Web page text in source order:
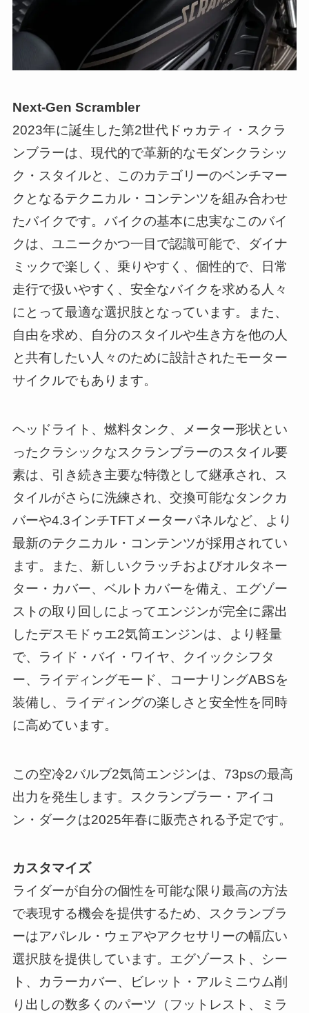
Next-Gen Scrambler
2023年に誕生した第2世代ドゥカティ・スクラ
ンブラーは、現代的で革新的なモダンクラシッ
ク・スタイルと、このカテゴリーのベンチマー
クとなるテクニカル・コンテンツを組み合わせ
たバイクです。バイクの基本に忠実なこのバイ
クは、ユニークかつ一目で認識可能で、ダイナ
ミックで楽しく、乗りやすく、個性的で、日常
走行で扱いやすく、安全なバイクを求める人々
にとって最適な選択肢となっています。また、
自由を求め、自分のスタイルや生き方を他の人
と共有したい人々のために設計されたモーター
サイクルでもあります。
ヘッドライト、燃料タンク、メーター形状とい
ったクラシックなスクランブラーのスタイル要
素は、引き続き主要な特徴として継承され、ス
タイルがさらに洗練され、交換可能なタンクカ
バーや4.3インチTFTメーターパネルなど、より
最新のテクニカル・コンテンツが採用されてい
ます。また、新しいクラッチおよびオルタネー
ター・カバー、ベルトカバーを備え、エグゾー
ストの取り回しによってエンジンが完全に露出
したデスモドゥエ2気筒エンジンは、より軽量
で、ライド・バイ・ワイヤ、クイックシフタ
ー、ライディングモード、コーナリングABSを
装備し、ライディングの楽しさと安全性を同時
に高めています。
この空冷2バルブ2気筒エンジンは、73psの最高
出力を発生します。スクランブラー・アイコ
ン・ダークは2025年春に販売される予定です。
カスタマイズ
ライダーが自分の個性を可能な限り最高の方法
で表現する機会を提供するため、スクランブラ
ーはアパレル・ウェアやアクセサリーの幅広い
選択肢を提供しています。エグゾースト、シー
ト、カラーカバー、ビレット・アルミニウム削
り出しの数多くのパーツ（フットレスト、ミラ